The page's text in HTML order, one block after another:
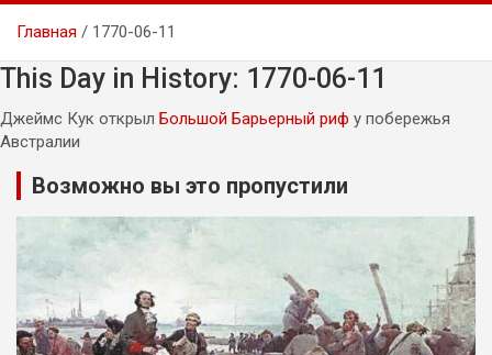
Главная 1770-06-11
This Day in History: 1770-06-11
Джеймс Кук открыл Большой Барьерный риф у побережья
Австралии
Возможно вы это пропустили